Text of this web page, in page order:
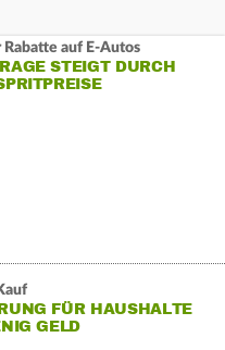
auf E-Autos
STEIGT DURCH
FÜR HAUSHALTE
GELD